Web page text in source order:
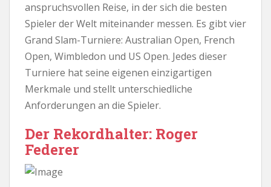
anspruchsvollen Reise, in der sich die besten
Spieler der Welt miteinander messen. Es gibt vier
Grand Slam-Turniere: Australian Open, French
Open, Wimbledon und US Open. Jedes dieser
Turniere hat seine eigenen einzigartigen
Merkmale und stellt unterschiedliche
Anforderungen an die Spieler.
Der Rekordhalter: Roger
Federer